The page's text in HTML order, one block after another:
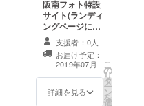
mg.gg/n
qom9E
b ※リ
ターン
のオリ
ジナル
グッズ
ターン
るボト
ル！ さ
らに保
温・保
冷効果
も抜
群。 さ
らに同
じ写真
阪南フォト特設
サイト(ランディ
ングページにて
作成予定)にて 支
援者のご紹介を
します！ また企
業様には、 スポ
ンサーリンクの
掲載も可能です
支援者：0人
お届け予定：
2019年07月
詳細を見る
こ
の
リ
タ
ー
ン
を
選